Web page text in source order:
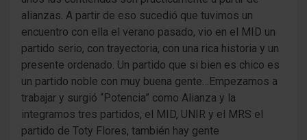
alianzas. A partir de eso sucedió que tuvimos un
encuentro con ella el verano pasado, vio en el MID un
partido serio, con trayectoria, con una rica historia y un
presente ordenado. Un partido que si bien es chico es
un partido noble con muy buena gente…Empezamos a
trabajar y surgió “Potencia” como Alianza y la
integramos tres partidos, el MID, UNIR y el MRS el
partido de Toty Flores, también hay gente